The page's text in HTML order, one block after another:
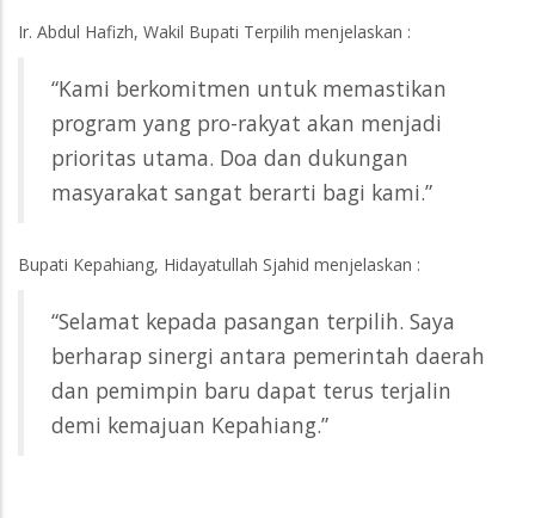
Ir. Abdul Hafizh, Wakil Bupati Terpilih menjelaskan :
“Kami berkomitmen untuk memastikan
program yang pro-rakyat akan menjadi
prioritas utama. Doa dan dukungan
masyarakat sangat berarti bagi kami.”
Bupati Kepahiang, Hidayatullah Sjahid menjelaskan :
“Selamat kepada pasangan terpilih. Saya
berharap sinergi antara pemerintah daerah
dan pemimpin baru dapat terus terjalin
demi kemajuan Kepahiang.”